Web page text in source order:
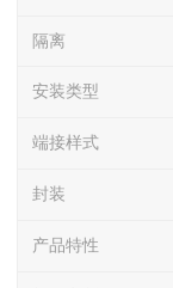
隔离
安装类型
端接样式
封装
产品特性